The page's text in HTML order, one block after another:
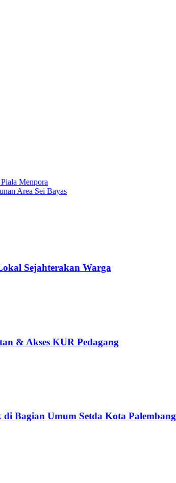
Menpora
Area Sei Bayas
Sejahterakan Warga
& Akses KUR Pedagang
Bagian Umum Setda Kota Palembang